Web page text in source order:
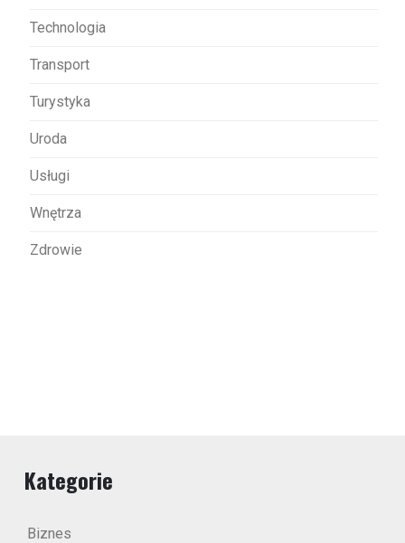
Technologia
Transport
Turystyka
Uroda
Usługi
Wnętrza
Zdrowie
Kategorie
Biznes